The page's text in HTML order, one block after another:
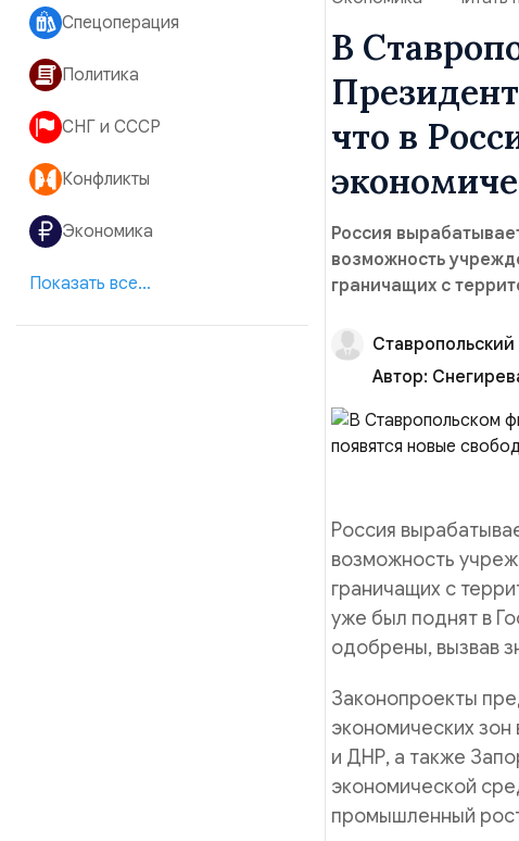
Спецоперация
Политика
СНГ и СССР
Конфликты
Экономика
Показать все...
В
что в
Россия
возможность
граничащих с
Автор:
Россия
возможность
граничащих с
уже был поднят в
одобрены, вызвав
Законопроекты
экономических
и ДНР, а также
экономической
промышленный